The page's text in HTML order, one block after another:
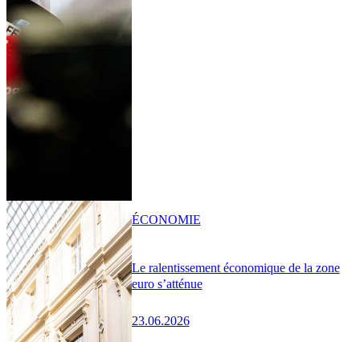
Le ralentissement économique de la zone
euro s’atténue
23.06.2026
ÉCONOMIE